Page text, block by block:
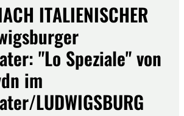
ITALIENISCHER
"Lo Speziale" von
im
LUDWIGSBURG